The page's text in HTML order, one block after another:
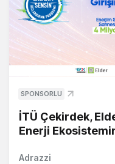
SPONSORLU
İTÜ Çekirdek,
Enerji
Adrazzi